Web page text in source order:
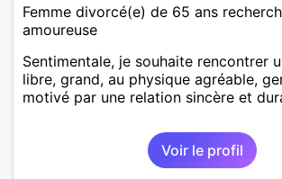
Femme divorcé(e) de 65 ans
amoureuse
Sentimentale, je souhaite rencontrer
libre, grand, au physique agréable,
motivé par une relation sincère et
Voir le profil